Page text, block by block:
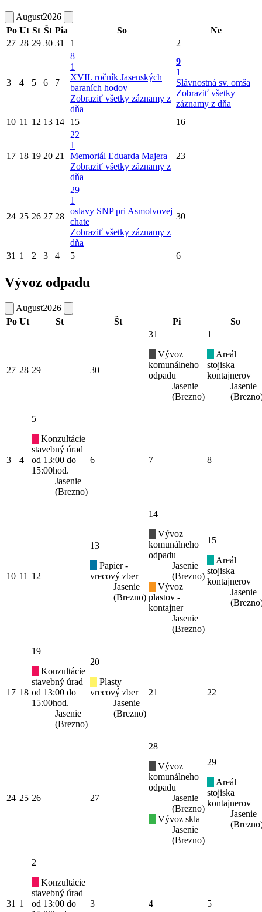
August2026
Po Ut St Št Pia So
Ne
27 28 29 30 31 1 2
3 4 5 6 7
8
1
XVII. ročník Jasenských
baraních hodov
Zobraziť všetky záznamy z
dňa
9
1
Slávnostná sv. omša
Zobraziť všetky
záznamy z dňa
10 11 12 13 14 15 16
17 18 19 20 21
22
1
Memoriál Eduarda Majera
Zobraziť všetky záznamy z
dňa
23
24 25 26 27 28
29
1
oslavy SNP pri Asmolvovej
chate
Zobraziť všetky záznamy z
dňa
30
31 1 2 3 4 5 6
Vývoz odpadu
August2026
Po Ut St Št Pi So
27 28 29 30
31
Vývoz
komunálneho
odpadu
Jasenie
(Brezno)
1
Areál
stojiska
kontajnerov
Jasenie
3 4
5
Konzultácie
stavebný úrad
od 13:00 do
15:00hod.
Jasenie
(Brezno)
6 7 8
10 11 12
13
Papier -
vrecový zber
Jasenie
(Brezno)
14
Vývoz
komunálneho
odpadu
Jasenie
(Brezno)
Vývoz
plastov -
kontajner
Jasenie
(Brezno)
15
Areál
stojiska
kontajnerov
Jasenie
17 18
19
Konzultácie
stavebný úrad
od 13:00 do
15:00hod.
Jasenie
(Brezno)
20
Plasty
vrecový zber
Jasenie
(Brezno)
21 22
24 25 26 27
28
Vývoz
komunálneho
odpadu
Jasenie
(Brezno)
Vývoz skla
Jasenie
(Brezno)
29
Areál
stojiska
kontajnerov
Jasenie
31 1
2
Konzultácie
stavebný úrad
od 13:00 do
3 4 5